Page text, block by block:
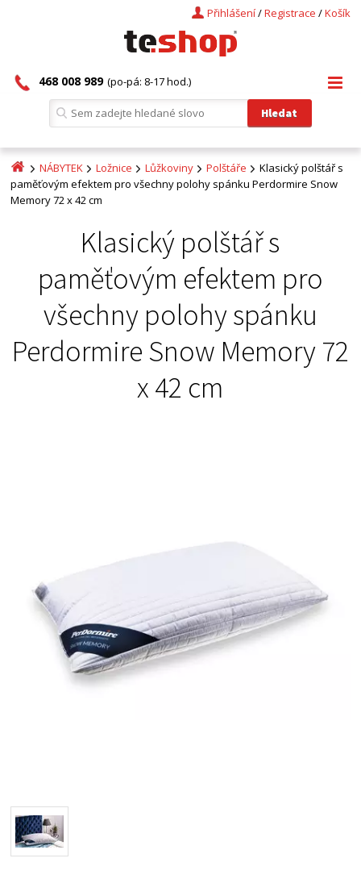
Košík
/
Registrace
/
Přihlášení
468 008 989 (po-pá: 8-17 hod.)
NÁBYTEK Ložnice Lůžkoviny Polštáře
Klasický polštář s
paměťovým efektem pro všechny polohy spánku Perdormire Snow
Memory 72 x 42 cm
Klasický polštář s
paměťovým efektem pro
všechny polohy spánku
Perdormire Snow Memory 72
x 42 cm